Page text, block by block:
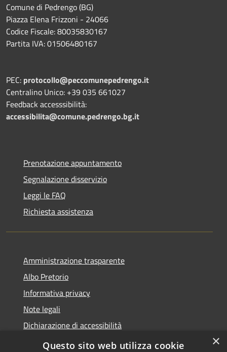
Comune di Pedrengo (BG)
Piazza Elena Frizzoni - 24066
Codice Fiscale: 80035830167
Partita IVA: 01506480167
PEC: protocollo@peccomunepedrengo.it
Centralino Unico: +39 035 661027
Feedback accesssibilità:
accessibilita@comune.pedrengo.bg.it
Prenotazione appuntamento
Segnalazione disservizio
Leggi le FAQ
Richiesta assistenza
Amministrazione trasparente
Albo Pretorio
Informativa privacy
Note legali
Dichiarazione di accessibilità
Area riservata dipendenti
×
Questo sito web utilizza cookie